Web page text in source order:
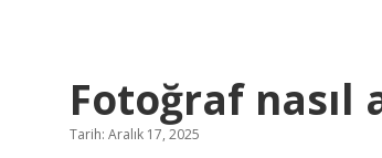
Fotoğraf nasıl
Tarih: Aralık 17, 2025